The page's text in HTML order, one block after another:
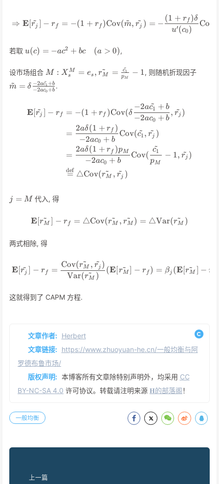
\Rightarrow
⇒ E[ rj
~ − rf = −(1 + r f )Cov(m
~, rj
~ ) = −
u′(c0)
(1 + rf )δ
Cov
若取 u(c) = -ac^2
bc\quad(a>0)
u(c) = −ac2 + bc (a > 0),
设市场组合 M: X_s^M = e_s,
\tilde {r_M} =
\frac{\tilde{c_1}}
M : Xs
M = es , rM
~ = pM
c1
~
− 1, 则随机折现因子\tilde
m
~ = δ −2ac0 +b
−2ac1
~ +b .
\begin{align*}
E[rj
~ ] − rf = −(1 + rf )Cov(δ
−2ac0 + b
−2ac1
~ + b
, rj
~ )
=
−2ac0 + b
2aδ(1 + rf )
Cov(c1
~ , rj
~ )
=
−2ac0 + b
2aδ(1 + rf )pM Cov(
pM
c1
~
− 1, rj
~ )
=
def △Cov(rM
~ , rj
~ )
jj = M 代入, 得
\mathbf{E}[\tilde{r_M}] -
E [rM
~ − r f = △Cov(rM
~ , rM
~ ) = △Var(rM
~ )
两式相除, 得
\mathbf{E}[\tilde{r_j}] -
E rj
~ − r f =
Var(rM
~ )
Cov(rM
~ , rj
~ )
(E rM
~ − rf ) = βj (E[ rM
~ − r
这就得到了 CAPM 方程.
文章作者: Herbert
文章链接: https://www.zhuoyuan-he.cn/一般均衡与阿
罗德布鲁市场/
版权声明: 本博客所有文章除特别声明外，均采用 CC
BY-NC-SA 4.0 许可协议。转载请注明来源 𝐇的部落阁 ！
一般均衡
上一篇